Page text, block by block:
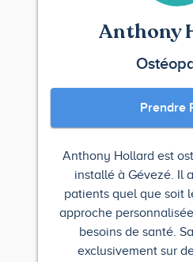
Anthony
Prendre
Anthony Hollard est
installé à Gévezé. Il
patients quel que soit
approche
besoins de santé.
exclusivement sur